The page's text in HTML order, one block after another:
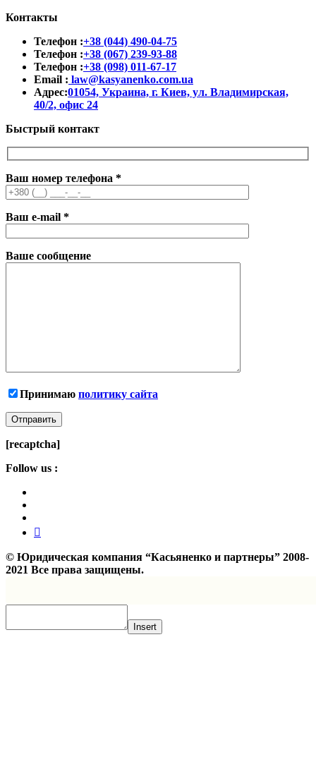
Контакты
Телефон :+38 (044) 490-04-75
Телефон :+38 (067) 239-93-88
Телефон :+38 (098) 011-67-17
Email : law@kasyanenko.com.ua
Адрес:01054, Украина, г. Киев, ул. Владимирская,
40/2, офис 24
Быстрый контакт
Ваш номер телефона *
Ваш e-mail *
Ваше сообщение
Принимаю политику сайта
[recaptcha]
Follow us :
© Юридическая компания “Касьяненко и партнеры” 2008-
2021 Все права защищены.
Insert